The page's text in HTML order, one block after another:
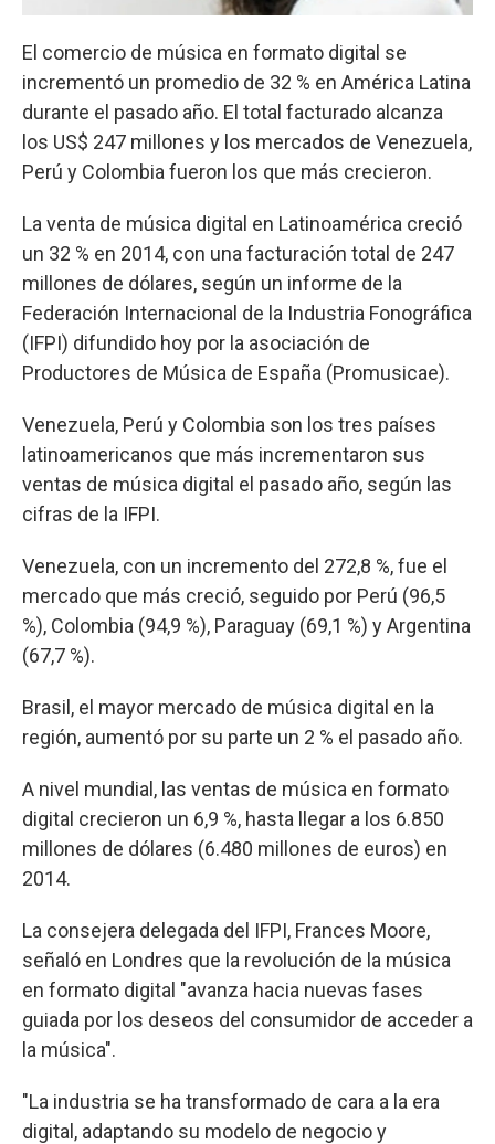
El comercio de música en formato digital se
incrementó un promedio de 32 % en América Latina
durante el pasado año. El total facturado alcanza
los US$ 247 millones y los mercados de Venezuela,
Perú y Colombia fueron los que más crecieron.
La venta de música digital en Latinoamérica creció
un 32 % en 2014, con una facturación total de 247
millones de dólares, según un informe de la
Federación Internacional de la Industria Fonográfica
(IFPI) difundido hoy por la asociación de
Productores de Música de España (Promusicae).
Venezuela, Perú y Colombia son los tres países
latinoamericanos que más incrementaron sus
ventas de música digital el pasado año, según las
cifras de la IFPI.
Venezuela, con un incremento del 272,8 %, fue el
mercado que más creció, seguido por Perú (96,5
%), Colombia (94,9 %), Paraguay (69,1 %) y Argentina
(67,7 %).
Brasil, el mayor mercado de música digital en la
región, aumentó por su parte un 2 % el pasado año.
A nivel mundial, las ventas de música en formato
digital crecieron un 6,9 %, hasta llegar a los 6.850
millones de dólares (6.480 millones de euros) en
2014.
La consejera delegada del IFPI, Frances Moore,
señaló en Londres que la revolución de la música
en formato digital "avanza hacia nuevas fases
guiada por los deseos del consumidor de acceder a
la música".
"La industria se ha transformado de cara a la era
digital, adaptando su modelo de negocio y